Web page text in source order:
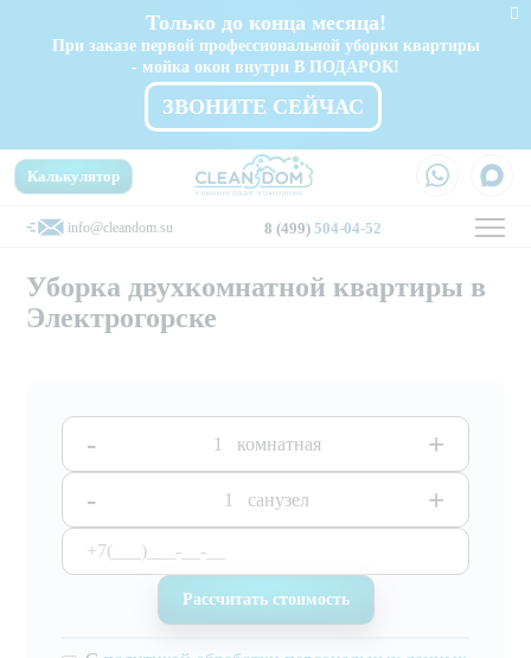
Только до конца месяца!
При заказе первой профессиональной уборки квартиры
- мойка окон внутри В ПОДАРОК!
ЗВОНИТЕ СЕЙЧАС
info@cleandom.su 8 (499) 504-04-52
Калькулятор
Уборка двухкомнатной квартиры в
Электрогорске
- комнатная
+
-
санузел +